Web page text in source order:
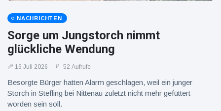
NACHRICHTEN
Sorge um Jungstorch nimmt
glückliche Wendung
16 Juli 2026 52 Aufrufe
Besorgte Bürger hatten Alarm geschlagen, weil ein junger
Storch in Stefling bei Nittenau zuletzt nicht mehr gefüttert
worden sein soll.